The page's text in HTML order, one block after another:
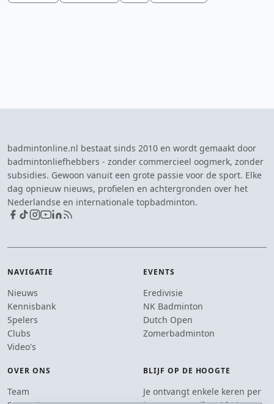
badmintonline.nl bestaat sinds 2010 en wordt gemaakt door
badmintonliefhebbers - zonder commercieel oogmerk, zonder
subsidies. Gewoon vanuit een grote passie voor de sport. Elke
dag opnieuw nieuws, profielen en achtergronden over het
Nederlandse en internationale topbadminton.
NAVIGATIE
Nieuws
Kennisbank
Spelers
Clubs
Video's
EVENTS
Eredivisie
NK Badminton
Dutch Open
Zomerbadminton
OVER ONS
Team
BLIJF OP DE HOOGTE
Je ontvangt enkele keren per